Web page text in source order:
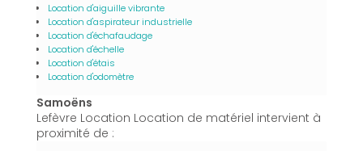
Location d'aiguille vibrante
Location d'aspirateur industrielle
Location d'échafaudage
Location d'échelle
Location d'étais
Location d'odomètre
Samoëns
Lefèvre Location Location de matériel intervient à
proximité de :